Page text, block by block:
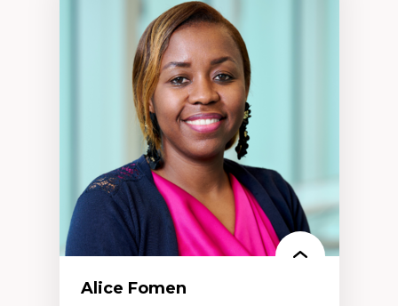
Les apports pédagogiques des théories de
l'affect, du posthumanisme, du féminisme
dans l'éducation aux sciences
L'apprentissage des sciences/STIM dans une
perspective socioécologique de care
L’insertion professionnelle des
enseignant.e.s
Alice Fomen